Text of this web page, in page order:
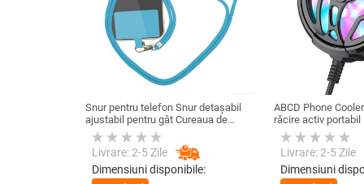
Snur pentru telefon Snur detașabil
ajustabil pentru gât Cureaua de
șnur pentru accesorii pentru telefon
mobil Snur pentru telefon mobil
Curele universale pentru gât
Livrare: 2-5 Zile
Dimensiuni disponibile:
ABCD Phone
răcire activ portabil
telefon mobil
Livrare: 2-5 Zile
Dimensiuni